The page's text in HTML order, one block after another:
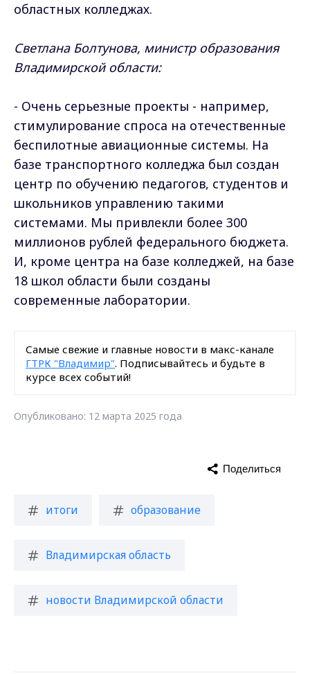
областных колледжах.
Светлана Болтунова, министр образования
Владимирской области:
- Очень серьезные проекты - например,
стимулирование спроса на отечественные
беспилотные авиационные системы. На
базе транспортного колледжа был создан
центр по обучению педагогов, студентов и
школьников управлению такими
системами. Мы привлекли более 300
миллионов рублей федерального бюджета.
И, кроме центра на базе колледжей, на базе
18 школ области были созданы
современные лаборатории.
Самые свежие и главные новости в макс-канале
ГТРК "Владимир". Подписывайтесь и будьте в
курсе всех событий!
Опубликовано: 12 марта 2025 года
итоги образование
Владимирская область
новости Владимирской области
Поделиться